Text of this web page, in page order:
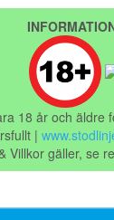
18 år och äldre
|
Villkor gäller, se